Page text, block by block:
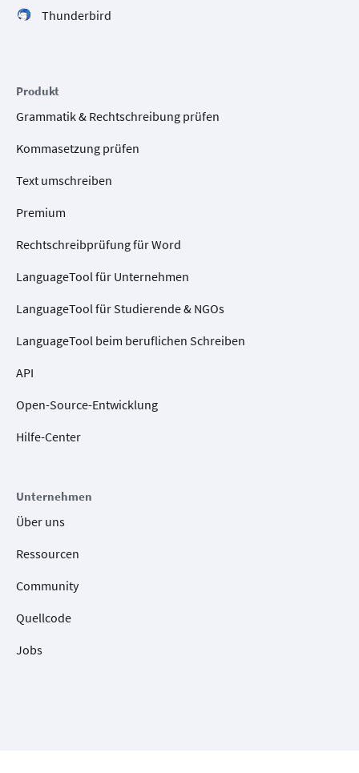
Thunderbird
Produkt
Grammatik & Rechtschreibung prüfen
Kommasetzung prüfen
Text umschreiben
Premium
Rechtschreibprüfung für Word
LanguageTool für Unternehmen
LanguageTool für Studierende & NGOs
LanguageTool beim beruflichen Schreiben
API
Open-Source-Entwicklung
Hilfe-Center
Unternehmen
Über uns
Ressourcen
Community
Quellcode
Jobs